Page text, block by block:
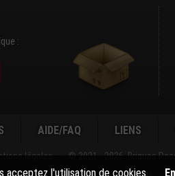
:
AIDE/FAQ LIENS
légales © 2021 - 2026 Briques
acceptez l'utilisation de cookies.